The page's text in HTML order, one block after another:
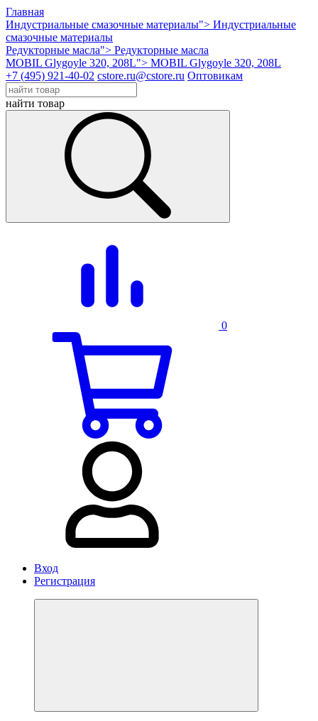
Главная
Индустриальные смазочные материалы"> Индустриальные
смазочные материалы
Редукторные масла"> Редукторные масла
MOBIL Glygoyle 320, 208L"> MOBIL Glygoyle 320, 208L
+7 (495) 921-40-02 cstore.ru@cstore.ru Оптовикам
найти товар
0
Вход
Регистрация